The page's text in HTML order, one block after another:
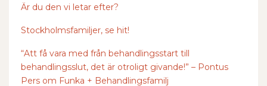
Är du den vi letar efter?
Stockholmsfamiljer, se hit!
“Att få vara med från behandlingsstart till
behandlingsslut, det är otroligt givande!” – Pontus
Pers om Funka + Behandlingsfamilj